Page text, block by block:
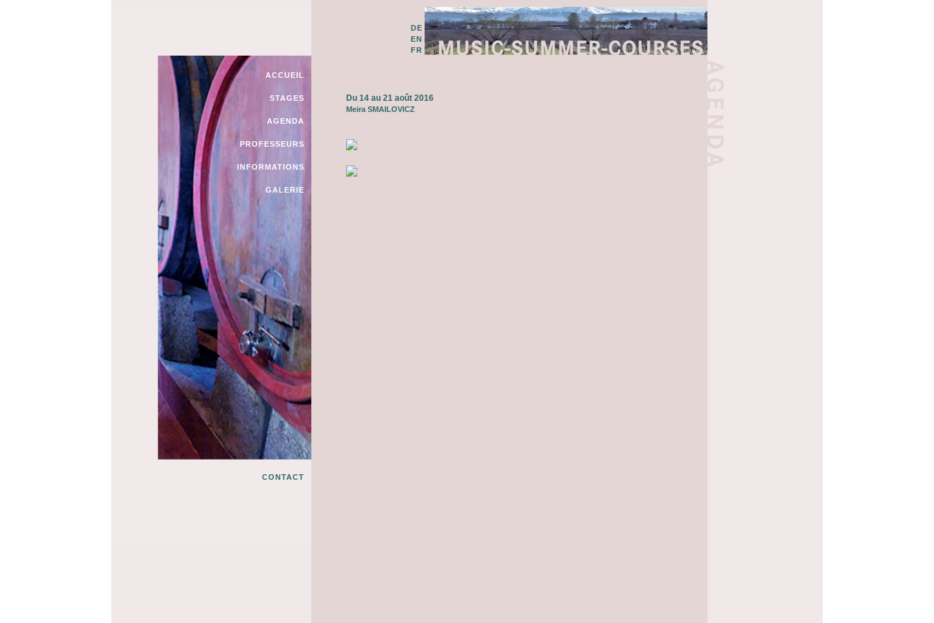
ACCUEIL
STAGES
AGENDA
PROFESSEURS
INFORMATIONS
GALERIE
CONTACT
DE
EN
FR
Du 14 au 21 août 2016
Meira SMAILOVICZ